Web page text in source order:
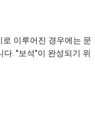
이루어진 경우에는 문
. "보석"이 완성되기 위